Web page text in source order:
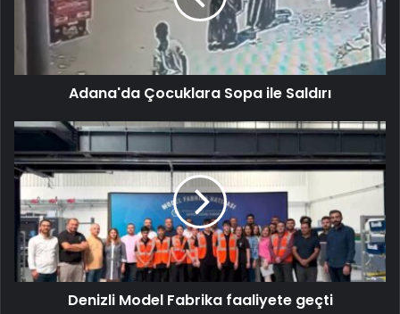
Adana'da Çocuklara Sopa ile Saldırı
Denizli Model Fabrika faaliyete geçti